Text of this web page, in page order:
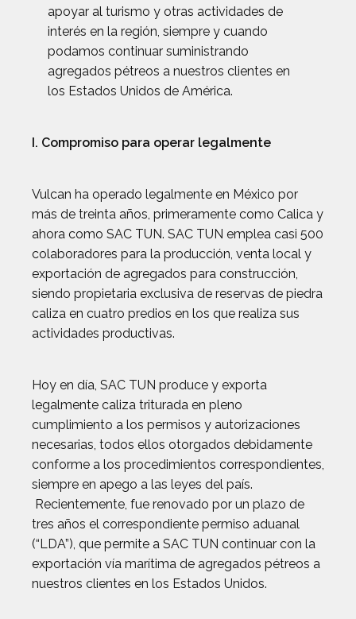
apoyar al turismo y otras actividades de
interés en la región, siempre y cuando
podamos continuar suministrando
agregados pétreos a nuestros clientes en
los Estados Unidos de América.
I. Compromiso para operar legalmente
Vulcan ha operado legalmente en México por
más de treinta años, primeramente como Calica y
ahora como SAC TUN. SAC TUN emplea casi 500
colaboradores para la producción, venta local y
exportación de agregados para construcción,
siendo propietaria exclusiva de reservas de piedra
caliza en cuatro predios en los que realiza sus
actividades productivas.
Hoy en día, SAC TUN produce y exporta
legalmente caliza triturada en pleno
cumplimiento a los permisos y autorizaciones
necesarias, todos ellos otorgados debidamente
conforme a los procedimientos correspondientes,
siempre en apego a las leyes del país.
Recientemente, fue renovado por un plazo de
tres años el correspondiente permiso aduanal
(“LDA”), que permite a SAC TUN continuar con la
exportación vía marítima de agregados pétreos a
nuestros clientes en los Estados Unidos.